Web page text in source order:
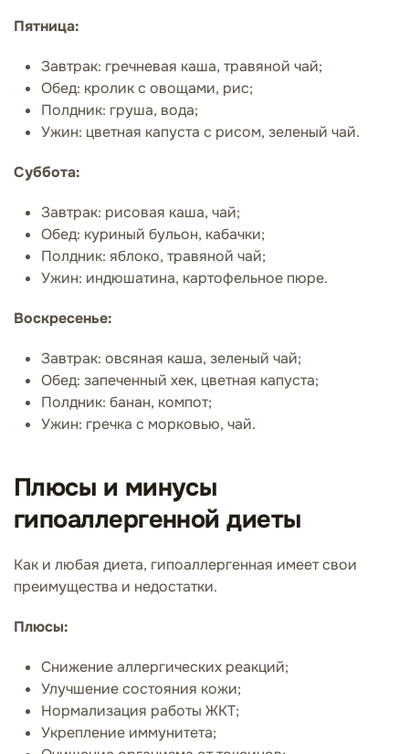
Пятница:
Завтрак: гречневая каша, травяной чай;
Обед: кролик с овощами, рис;
Полдник: груша, вода;
Ужин: цветная капуста с рисом, зеленый чай.
Суббота:
Завтрак: рисовая каша, чай;
Обед: куриный бульон, кабачки;
Полдник: яблоко, травяной чай;
Ужин: индюшатина, картофельное пюре.
Воскресенье:
Завтрак: овсяная каша, зеленый чай;
Обед: запеченный хек, цветная капуста;
Полдник: банан, компот;
Ужин: гречка с морковью, чай.
Плюсы и минусы
гипоаллергенной диеты
Как и любая диета, гипоаллергенная имеет свои
преимущества и недостатки.
Плюсы:
Снижение аллергических реакций;
Улучшение состояния кожи;
Нормализация работы ЖКТ;
Укрепление иммунитета;